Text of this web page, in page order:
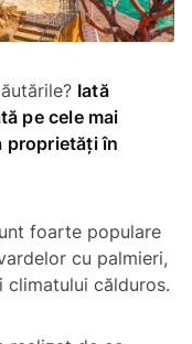
Iată
pe cele mai
proprietăți în
foarte populare
cu palmieri,
climatului călduros.